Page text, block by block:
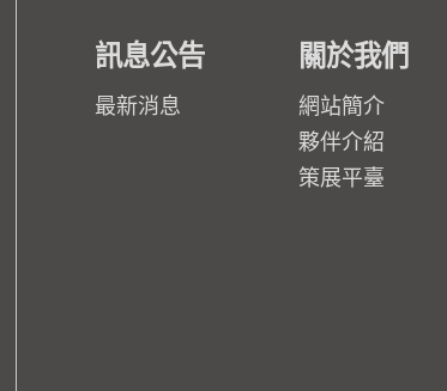
訊息公告
最新消息
關於我們
網站簡介
夥伴介紹
策展平臺